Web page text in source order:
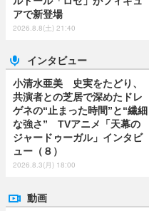
アで新登場
2026.8.8(土) 21:40
インタビュー
小清水亜美 史実をたどり、
共演者との芝居で深めたドレ
ゲネの“止まった時間”と“繊細
な強さ” TVアニメ「天幕の
ジャードゥーガル」インタビ
ュー（８）
2026.8.3(月) 18:00
動画